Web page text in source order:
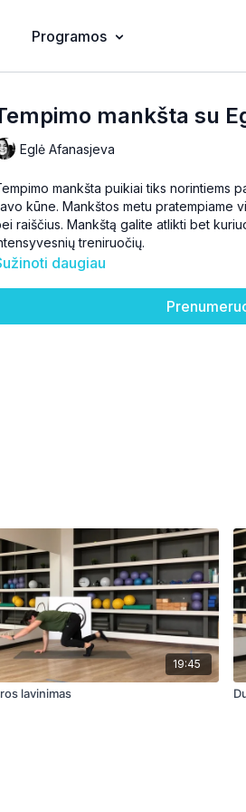
Programos
mankšta su
Eglė Afanasjeva
mankšta puikiai tiks norintiems
kūne. Mankštos metu pratempiame
raiščius. Mankštą galite atlikti bet
treniruočių.
daugiau
19:45
lavinimas